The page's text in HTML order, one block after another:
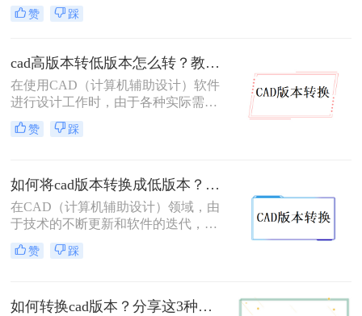
求的场景下可能无法直接打开或编
辑。因此，将高版本CAD转换成低版
本cad怎么转换成低版本呢？下面将详
细介绍几种将高版本CAD转换成低版
本的方法，供您参考。
赞 踩
cad高版本转低版本怎么转？教你3个小妙招轻松搞定！
在使用CAD（计算机辅助设计）软件
进行设计工作时，由于各种实际需
求，我们常常需要将CAD文件从高版
本转换为低版本。这可能是因为旧版
而需要降低版本。那么cad高版本转低
版本怎么转呢？下面，我们将详细介
绍几种CAD高版本转低版本的方法。
赞 踩
如何将cad版本转换成低版本？教你三个小妙招轻松搞定！
在CAD（计算机辅助设计）领域，由
于技术的不断更新和软件的迭代，我
们有时需要将CAD文件从高版本转换
为低版本，以便在旧版本的CAD软件
种常用的方法，帮助您轻松完成CAD
赞 踩
如何转换cad版本？分享这3种简单的方法！